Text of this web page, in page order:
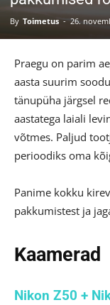
By Toimetus - 26.
Praegu on parim
aasta suurim
tänupüha järgsel
aastatega laiali
võtmes. Paljud
perioodiks oma
Panime kokku
pakkumistest ja
Kaamerad
Nikon Z50 +